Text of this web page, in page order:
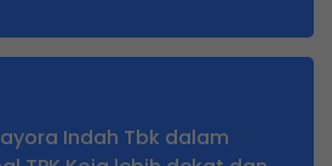
Indah Tbk dalam